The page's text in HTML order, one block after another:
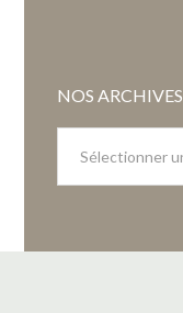
NOS ARCHIVES
archives